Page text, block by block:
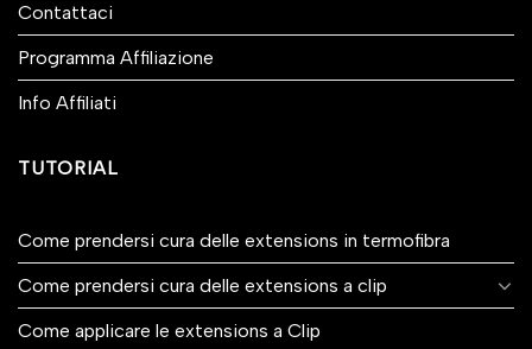
Contattaci
Programma Affiliazione
Info Affiliati
TUTORIAL
Come prendersi cura delle extensions in termofibra
Come prendersi cura delle extensions a clip
Come applicare le extensions a Clip